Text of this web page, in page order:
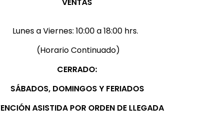
Lunes a Viernes: 10:00 a 18:00 hrs.
(Horario Continuado)
CERRADO:
SÁBADOS, DOMINGOS Y FERIADOS
ASISTIDA POR ORDEN DE LLEGADA